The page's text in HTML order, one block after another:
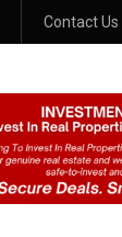
Contact Us